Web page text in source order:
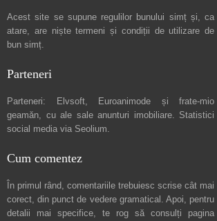
Acest site se supune regulilor bunului simț și, ca
atare, are niștetermeni și condiții de utilizare de
bun simț.
Parteneri
Parteneri: Elvsoft, Euroanimode și frate-mio
geamăn, cu ale sale anunturi imobiliare. Statistici
social media via Seolium.
Cum comentez
În primul rând, comentariile trebuiesc scrise cât mai
corect, din punct de vedere gramatical. Apoi, pentru
detalii mai specifice, te rog să consulți pagina